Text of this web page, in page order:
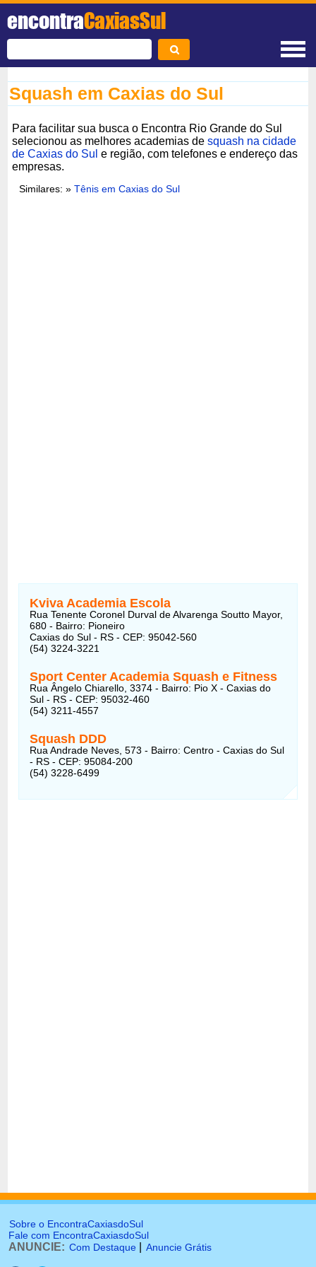
encontraCaxiasSul
Squash em Caxias do Sul
Para facilitar sua busca o Encontra Rio Grande do Sul
selecionou as melhores academias desquash na cidade
de Caxias do Sul e região, com telefones e endereço das
empresas.
Similares: »Tênis em Caxias do Sul
Kviva Academia Escola
Rua Tenente Coronel Durval de Alvarenga Soutto Mayor,
680 - Bairro: Pioneiro
Caxias do Sul - RS - CEP: 95042-560
(54) 3224-3221
Sport Center Academia Squash e Fitness
Rua Ângelo Chiarello, 3374 - Bairro: Pio X - Caxias do
Sul - RS - CEP: 95032-460
(54) 3211-4557
Squash DDD
Rua Andrade Neves, 573 - Bairro: Centro - Caxias do Sul
- RS - CEP: 95084-200
(54) 3228-6499
Sobre o EncontraCaxiasdoSul
Fale com EncontraCaxiasdoSul
ANUNCIE: Com Destaque Anuncie Grátis